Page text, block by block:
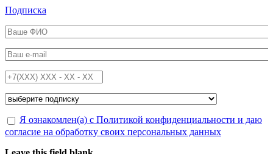
Перейти к основному содержанию
Подписка
ФИО*
Email*
Телефон*
Подписка на*
Обработка персональных данных*
Я ознакомлен(а) с Политикой конфиденциальности и даю
согласие на обработку своих персональных данных